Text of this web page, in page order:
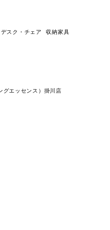
デスク・チェア
収納家具
グエッセンス）掛川店